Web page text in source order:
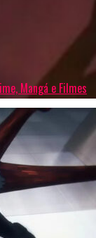
parte do
tornando-se
nunca se
caçava qualquer
Se essa
Mangá e Filmes